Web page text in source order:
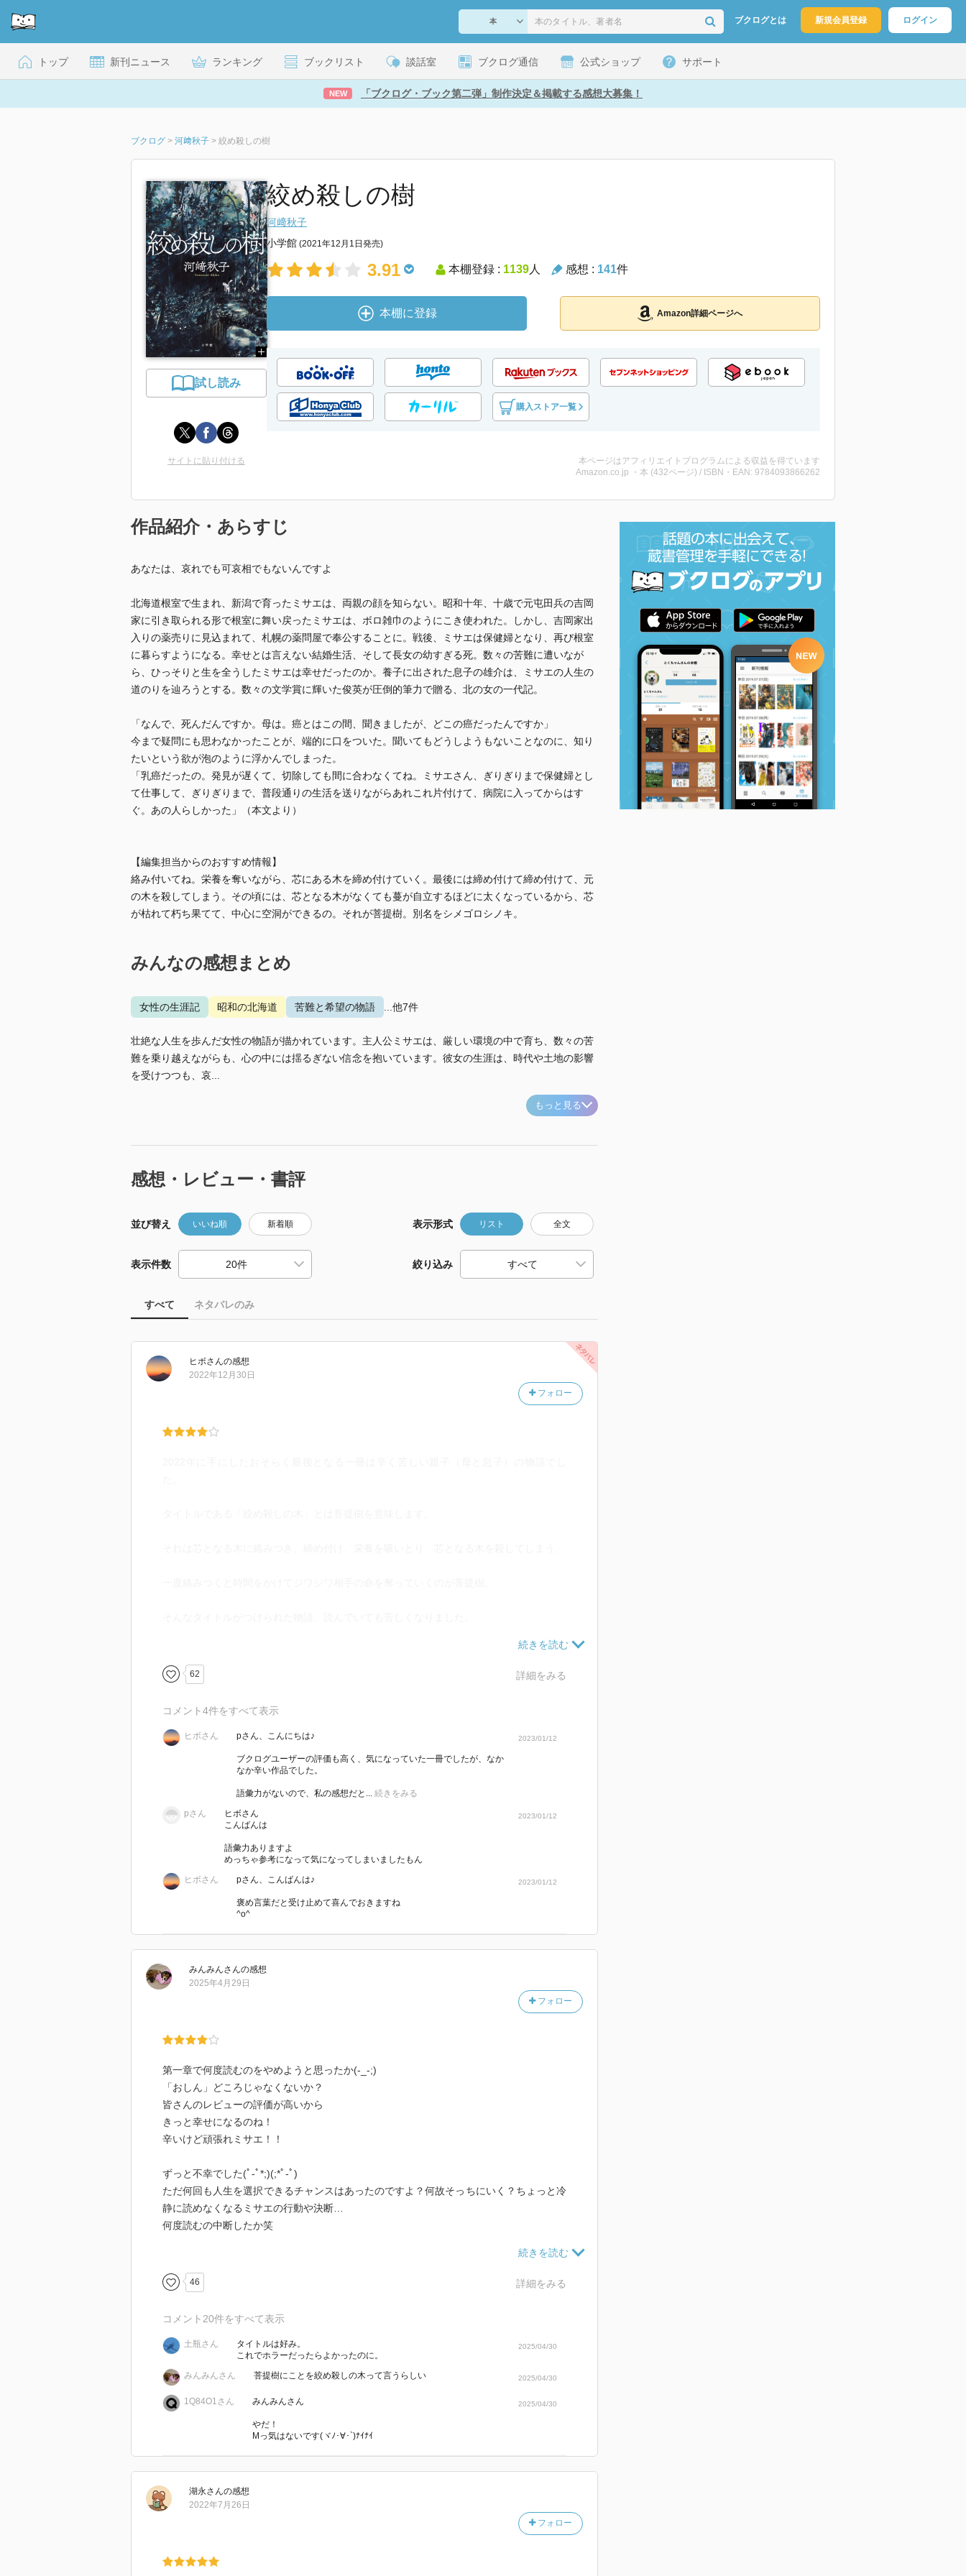
ブクログとは 新規会員登録 ログイン
トップ 新刊ニュース ランキング ブックリスト 談話室 ブクログ通信 公式ショップ サポート
NEW 「ブクログ・ブック第二弾」制作決定＆掲載する感想大募集！
ブクログ > 河﨑秋子 > 絞め殺しの樹
試し読み
絞め殺しの樹
河﨑秋子
小学館 (2021年12月1日発売)
3.91 本棚登録 : 1139人 感想 : 141件
本棚に登録 Amazon詳細ページへ
購入ストア一覧
サイトに貼り付ける
本ページはアフィリエイトプログラムによる収益を得ています
Amazon.co.jp ・本 (432ページ) / ISBN・EAN: 9784093866262
作品紹介・あらすじ
あなたは、哀れでも可哀相でもないんですよ
北海道根室で生まれ、新潟で育ったミサエは、両親の顔を知らない。昭和十年、十歳で元屯田兵の吉岡
家に引き取られる形で根室に舞い戻ったミサエは、ボロ雑巾のようにこき使われた。しかし、吉岡家出
入りの薬売りに見込まれて、札幌の薬問屋で奉公することに。戦後、ミサエは保健婦となり、再び根室
に暮らすようになる。幸せとは言えない結婚生活、そして長女の幼すぎる死。数々の苦難に遭いなが
ら、ひっそりと生を全うしたミサエは幸せだったのか。養子に出された息子の雄介は、ミサエの人生の
道のりを辿ろうとする。数々の文学賞に輝いた俊英が圧倒的筆力で贈る、北の女の一代記。
「なんで、死んだんですか。母は。癌とはこの間、聞きましたが、どこの癌だったんですか」
今まで疑問にも思わなかったことが、端的に口をついた。聞いてもどうしようもないことなのに、知り
たいという欲が泡のように浮かんでしまった。
「乳癌だったの。発見が遅くて、切除しても間に合わなくてね。ミサエさん、ぎりぎりまで保健婦とし
て仕事して、ぎりぎりまで、普段通りの生活を送りながらあれこれ片付けて、病院に入ってからはす
ぐ。あの人らしかった」（本文より）
【編集担当からのおすすめ情報】
絡み付いてね。栄養を奪いながら、芯にある木を締め付けていく。最後には締め付けて締め付けて、元
の木を殺してしまう。その頃には、芯となる木がなくても蔓が自立するほどに太くなっているから、芯
が枯れて朽ち果てて、中心に空洞ができるの。それが菩提樹。別名をシメゴロシノキ。
みんなの感想まとめ
女性の生涯記 昭和の北海道 苦難と希望の物語 ...他7件
壮絶な人生を歩んだ女性の物語が描かれています。主人公ミサエは、厳しい環境の中で育ち、数々の苦
難を乗り越えながらも、心の中には揺るぎない信念を抱いています。彼女の生涯は、時代や土地の影響
を受けつつも、哀...
もっと見る
感想・レビュー・書評
並び替え いいね順 新着順 表示形式 リスト 全文
表示件数 絞り込み
すべて ネタバレのみ
ヒボさんの感想
フォロー
2022年12月30日
戦前の根室を舞台として始まった本作、第一部の主人公は根室で生まれ、新潟で育ったミ
サエ。
ミサエは自分の両親の顔すら知らずに育ち、根室の元屯田兵である吉岡家に引き取られて
そこで始まった過酷な扱い。
わずが10歳のミサエは給金も休日すら無い中で、早朝から深夜までこき使われます。
そんなミサエの過酷な人生を綴ったのが第一部。
第二部はミサエの息子で養子に出された雄介が主人公となりますが、雄介の人生もまた過
酷そのもの。
辛く苦しい物語でした。
説明
あなたは、哀れでも可哀相でもないんですよ
北海道根室で生まれ、新潟で育ったミサエは、両親の顔を知らない。昭和十年、十歳で元
われた。しかし、吉岡家出入りの薬売りに見込まれて、札幌の薬問屋で奉公することに。
戦後、ミサエは保健婦となり、再び根室に暮らすようになる。幸せとは言えない結婚生
活、そして長女の幼すぎる死。数々の苦難に遭いながら、ひっそりと生を全うしたミサエ
は幸せだったのか。養子に出された息子の雄介は、ミサエの人生の道のりを辿ろうとす
る。数々の文学賞に輝いた俊英が圧倒的筆力で贈る、北の女の一代記。
か」
今まで疑問にも思わなかったことが、端的に口をついた。聞いてもどうしようもないこと
なのに、知りたいという欲が泡のように浮かんでしまった。
「乳癌だったの。発見が遅くて、切除しても間に合わなくてね。ミサエさん、ぎりぎりま
絡み付いてね。栄養を奪いながら、芯にある木を締め付けていく。最後には締め付けて締
め付けて、元の木を殺してしまう。その頃には、芯となる木がなくても蔓が自立するほど
に太くなっているから、芯が枯れて朽ち果てて、中心に空洞ができるの。それが菩提樹。
別名をシメゴロシノキ。
62 詳細をみる
コメント4件をすべて表示
ヒボさん pさん、こんにちは♪
ブクログユーザーの評価も高く、気になっていた一冊でしたが、なか
なか辛い作品でした。
語彙力がないので、私の感想だと... 続きをみる
2023/01/12
pさん
ヒボさん
こんばんは
語彙力ありますよ
めっちゃ参考になって気になってしまいましたもん
2023/01/12
ヒボさん pさん、こんばんは♪
褒め言葉だと受け止めて喜んでおきますね
^o^
2023/01/12
みんみんさんの感想
フォロー
2025年4月29日
第一章で何度読むのをやめようと思ったか(-_-;)
「おしん」どころじゃなくないか？
皆さんのレビューの評価が高いから
きっと幸せになるのね！
辛いけど頑張れミサエ！！
ずっと不幸でした(ﾟ-ﾟ*;)(;*ﾟ-ﾟ)
ただ何回も人生を選択できるチャンスはあったのですよ？何故そっちにいく？ちょっと冷
静に読めなくなるミサエの行動や決断…
何度読むの中断したか笑
もうどん底気分の第一章から息子雄介の第二章でやっとわたしの気分も浮上しました♪
絞め殺しの木にならず、絞め殺すこともない人生
であるように祈りたい
もうこのタイトルが絶妙すぎる｡ﾟ(ﾟ´ω`ﾟ)ﾟ｡
壮絶な話だから元気な時に読んでくださいね笑
46 詳細をみる
コメント 20件をすべて表示
土瓶さん
タイトルは好み。
これでホラーだったらよかったのに。
2025/04/30
みんみんさん 菩提樹にことを絞め殺しの木って言うらしい 2025/04/30
1Q84O1さん みんみんさん
やだ！
Мっ気はないです(ヾﾉ･∀･`)ﾅｲﾅｲ
2025/04/30
湖永さんの感想
フォロー
2022年7月26日